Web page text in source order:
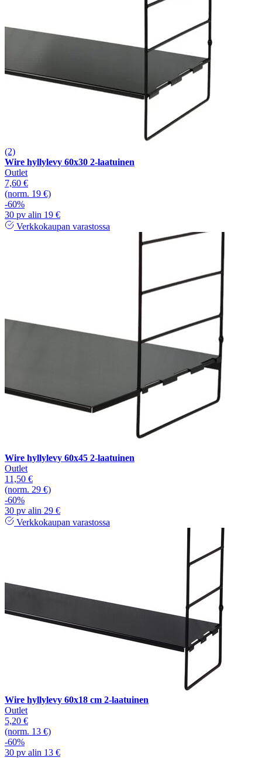
(2)
Wire hyllylevy 60x30 2-laatuinen
Outlet
7,60 €
(norm. 19 €)
-60%
30 pv alin 19 €
Verkkokaupan varastossa
Wire hyllylevy 60x45 2-laatuinen
Outlet
11,50 €
(norm. 29 €)
-60%
30 pv alin 29 €
Verkkokaupan varastossa
Wire hyllylevy 60x18 cm 2-laatuinen
Outlet
5,20 €
(norm. 13 €)
-60%
30 pv alin 13 €